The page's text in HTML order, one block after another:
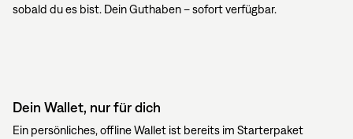
sobald du es bist. Dein Guthaben – sofort verfügbar.
Dein Wallet, nur für dich
Ein persönliches, offline Wallet ist bereits im Starterpaket